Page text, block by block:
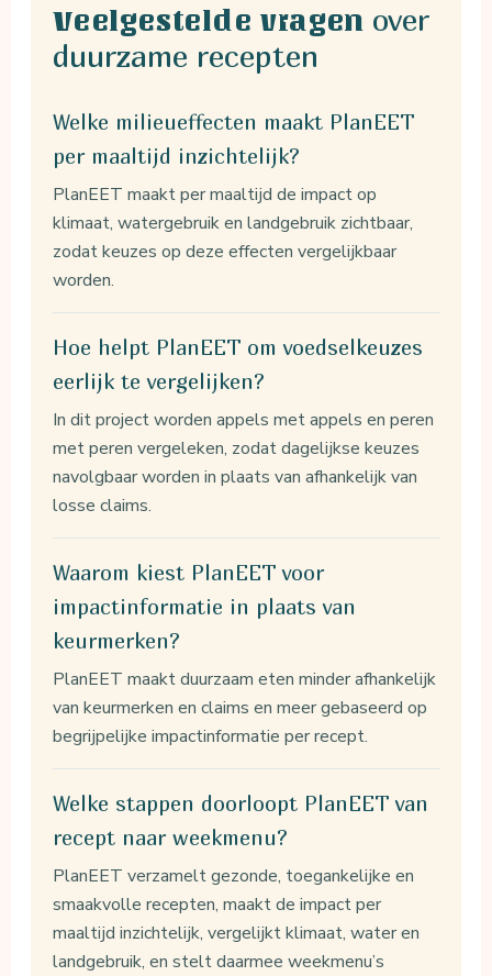
Veelgestelde vragen over
duurzame recepten
Welke milieueffecten maakt PlanEET
per maaltijd inzichtelijk?
PlanEET maakt per maaltijd de impact op
klimaat, watergebruik en landgebruik zichtbaar,
zodat keuzes op deze effecten vergelijkbaar
worden.
Hoe helpt PlanEET om voedselkeuzes
eerlijk te vergelijken?
In dit project worden appels met appels en peren
met peren vergeleken, zodat dagelijkse keuzes
navolgbaar worden in plaats van afhankelijk van
losse claims.
Waarom kiest PlanEET voor
impactinformatie in plaats van
keurmerken?
PlanEET maakt duurzaam eten minder afhankelijk
van keurmerken en claims en meer gebaseerd op
begrijpelijke impactinformatie per recept.
Welke stappen doorloopt PlanEET van
recept naar weekmenu?
PlanEET verzamelt gezonde, toegankelijke en
smaakvolle recepten, maakt de impact per
maaltijd inzichtelijk, vergelijkt klimaat, water en
landgebruik, en stelt daarmee weekmenu’s